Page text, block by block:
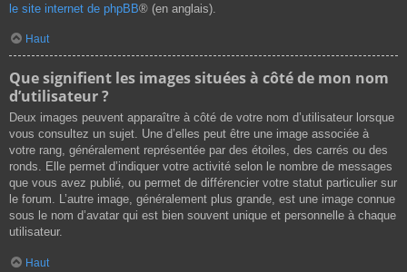
le site internet de phpBB® (en anglais).
Haut
Que signifient les images situées à côté de mon nom
d’utilisateur ?
Deux images peuvent apparaître à côté de votre nom d’utilisateur lorsque
vous consultez un sujet. Une d’elles peut être une image associée à
votre rang, généralement représentée par des étoiles, des carrés ou des
ronds. Elle permet d’indiquer votre activité selon le nombre de messages
que vous avez publié, ou permet de différencier votre statut particulier sur
le forum. L’autre image, généralement plus grande, est une image connue
sous le nom d’avatar qui est bien souvent unique et personnelle à chaque
utilisateur.
Haut